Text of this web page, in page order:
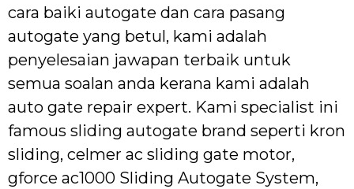
cara baiki autogate dan cara pasang
autogate yang betul, kami adalah
penyelesaian jawapan terbaik untuk
semua soalan anda kerana kami adalah
auto gate repair expert. Kami specialist ini
famous sliding autogate brand seperti kron
sliding, celmer ac sliding gate motor,
gforce ac1000 Sliding Autogate System,